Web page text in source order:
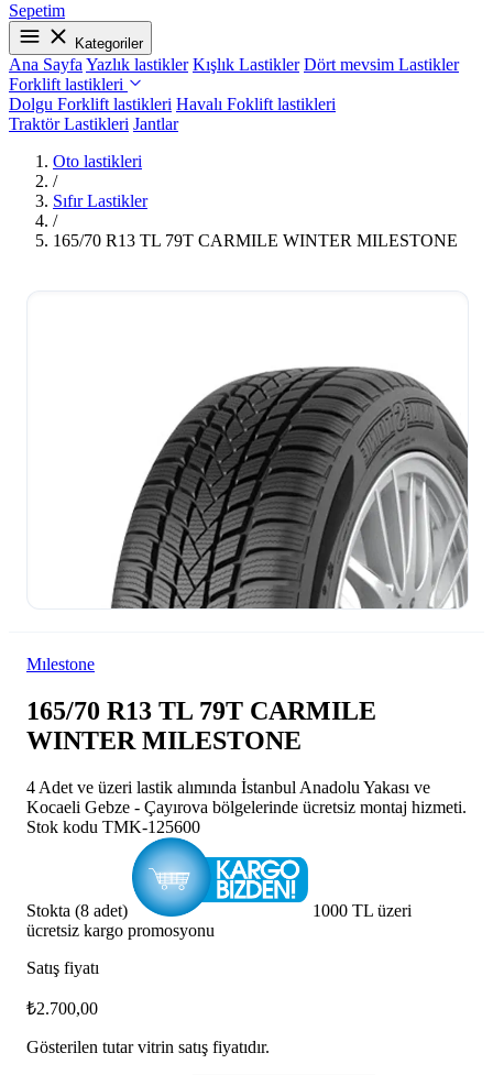
Sepetim
Kategoriler
Ana Sayfa Yazlık lastikler Kışlık Lastikler Dört mevsim Lastikler
Forklift lastikleri
Dolgu Forklift lastikleri Havalı Foklift lastikleri
Traktör Lastikleri Jantlar
Oto lastikleri
/
Sıfır Lastikler
/
165/70 R13 TL 79T CARMILE WINTER MILESTONE
Mılestone
165/70 R13 TL 79T CARMILE
WINTER MILESTONE
4 Adet ve üzeri lastik alımında İstanbul Anadolu Yakası ve
Kocaeli Gebze - Çayırova bölgelerinde ücretsiz montaj hizmeti.
Stok kodu TMK-125600
Stokta (8 adet)
1000 TL üzeri
ücretsiz kargo promosyonu
Satış fiyatı
₺2.700,00
Gösterilen tutar vitrin satış fiyatıdır.